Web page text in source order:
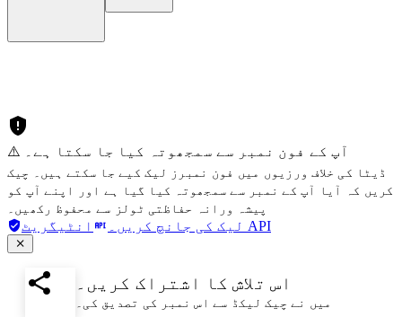
⚠️ آپ کے فون نمبر سے سمجھوتہ کیا جا سکتا ہے۔
ڈیٹا کی خلاف ورزیوں میں فون نمبرز لیک کیے جا سکتے ہیں۔ چیک
کریں کہ آیا آپ کے نمبر سے سمجھوتہ کیا گیا ہے اور اپنے آپ کو
پیشہ ورانہ حفاظتی ٹولز سے محفوظ رکھیں۔
لیک کی جانچ کریں۔ انٹیگریٹ API
اس تلاش کا اشتراک کریں۔
میں نے چیک لیکڈ سے اس نمبر کی تصدیق کی۔